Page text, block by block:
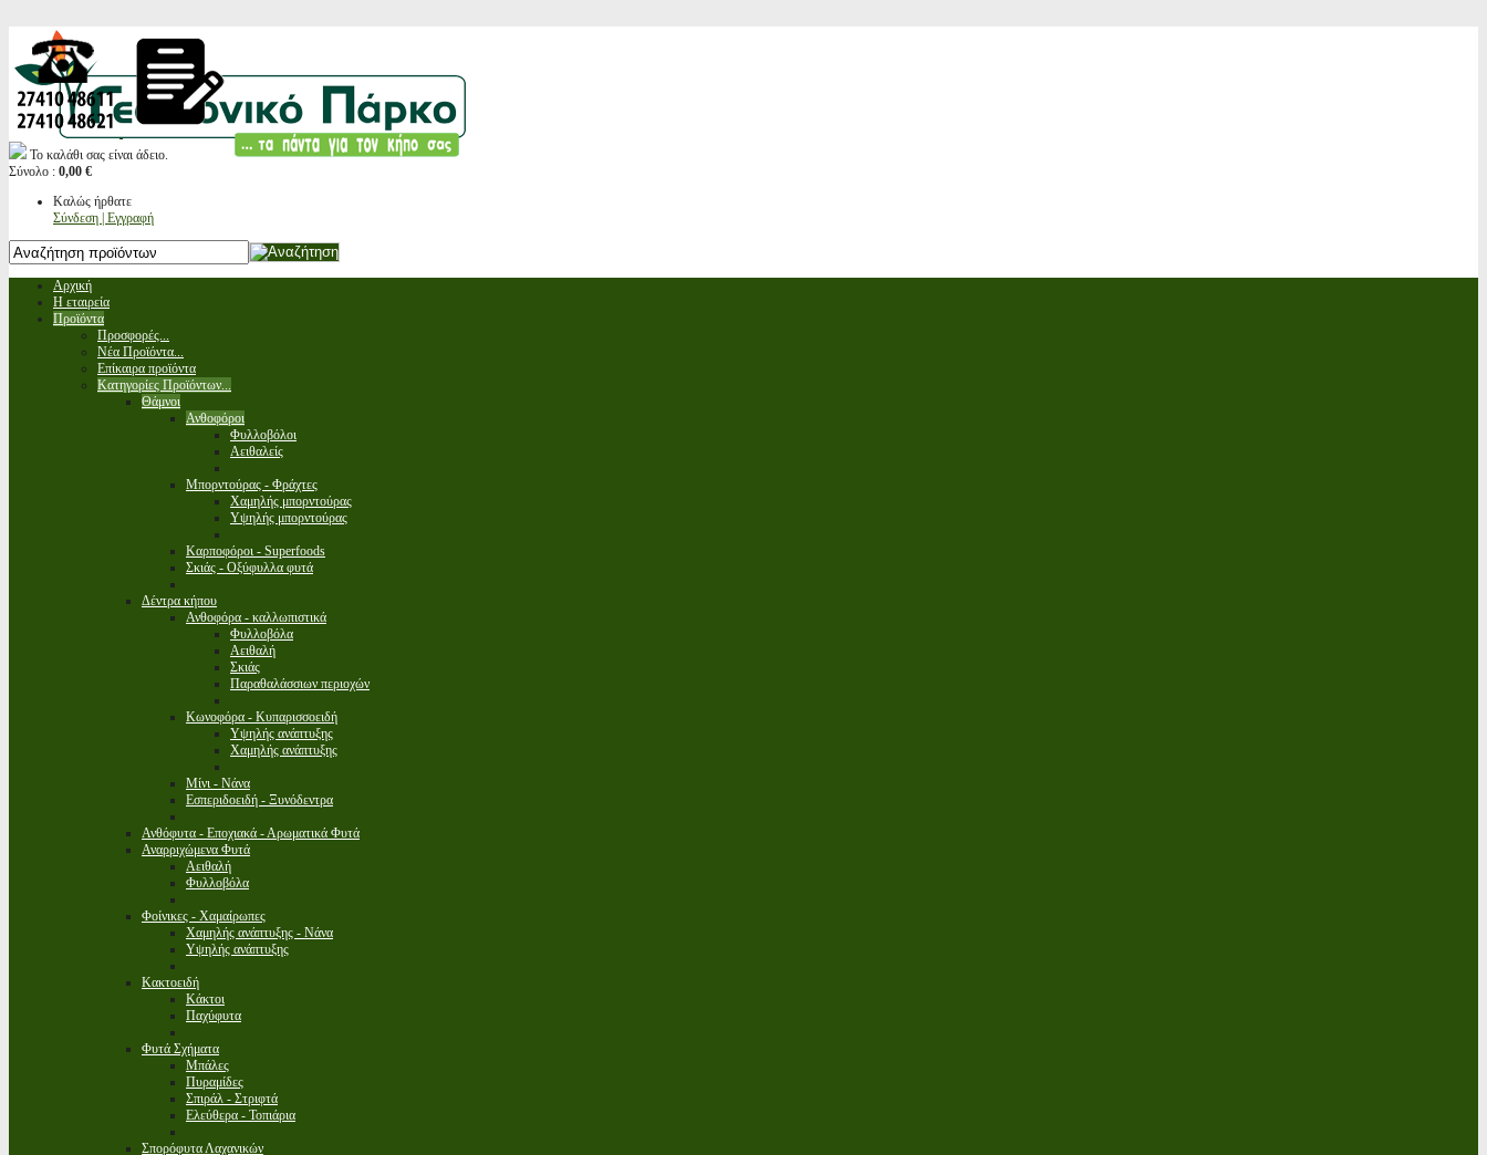
Το καλάθι σας είναι άδειο.
Σύνολο : 0,00 €
Καλώς ήρθατε
Σύνδεση | Εγγραφή
Αρχική
Η εταιρεία
Προϊόντα
Προσφορές...
Νέα Προϊόντα...
Επίκαιρα προϊόντα
Κατηγορίες Προϊόντων...
Θάμνοι
Ανθοφόροι
Φυλλοβόλοι
Αειθαλείς
Μπορντούρας - Φράχτες
Χαμηλής μπορντούρας
Υψηλής μπορντούρας
Καρποφόροι - Superfoods
Σκιάς - Οξύφυλλα φυτά
Δέντρα κήπου
Ανθοφόρα - καλλωπιστικά
Φυλλοβόλα
Αειθαλή
Σκιάς
Παραθαλάσσιων περιοχών
Κωνοφόρα - Κυπαρισσοειδή
Υψηλής ανάπτυξης
Χαμηλής ανάπτυξης
Μίνι - Νάνα
Εσπεριδοειδή - Ξυνόδεντρα
Ανθόφυτα - Εποχιακά - Αρωματικά Φυτά
Αναρριχώμενα Φυτά
Αειθαλή
Φυλλοβόλα
Φοίνικες - Χαμαίρωπες
Χαμηλής ανάπτυξης - Νάνα
Υψηλής ανάπτυξης
Κακτοειδή
Κάκτοι
Παχύφυτα
Φυτά Σχήματα
Μπάλες
Πυραμίδες
Σπιράλ - Στριφτά
Ελεύθερα - Τοπιάρια
Σπορόφυτα Λαχανικών